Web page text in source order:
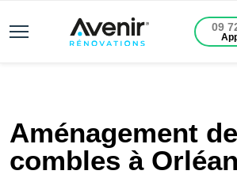
09
Aménagement de
combles à